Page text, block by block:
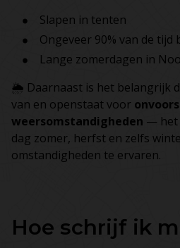
Slapen in tenten
Ongeveer 90% van de tijd
Lange zomerdagen in
🌦 Daarnaast is het belangrijk
van en openstaat voor
weersomstandigheden — het
dag zomer, herfst en zelfs
omstandigheden te ervaren.
Hoe schrijf ik